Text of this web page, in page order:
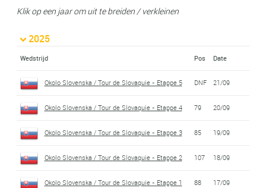
Klik op een jaar om uit te breiden / verkleinen
2025
Wedstrijd Pos Date
Okolo Slovenska / Tour de Slovaquie - Etappe 5 DNF 21/09
Okolo Slovenska / Tour de Slovaquie - Etappe 4 79 20/09
Okolo Slovenska / Tour de Slovaquie - Etappe 3 85 19/09
Okolo Slovenska / Tour de Slovaquie - Etappe 2 107 18/09
Okolo Slovenska / Tour de Slovaquie - Etappe 1 88 17/09